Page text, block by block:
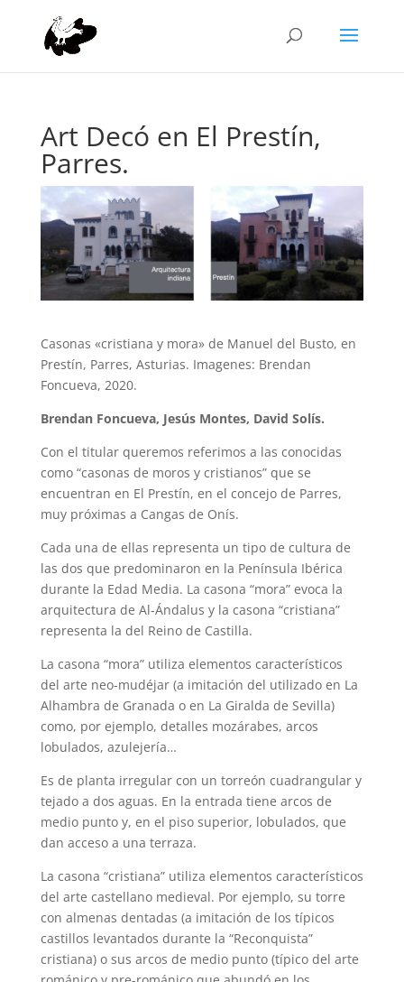
Art Decó en El Prestín,
Parres.
Casonas «cristiana y mora» de Manuel del Busto, en
Prestín, Parres, Asturias. Imagenes: Brendan
Foncueva, 2020.
Brendan Foncueva, Jesús Montes, David Solís.
Con el titular queremos referimos a las conocidas
como “casonas de moros y cristianos” que se
encuentran en El Prestín, en el concejo de Parres,
muy próximas a Cangas de Onís.
Cada una de ellas representa un tipo de cultura de
las dos que predominaron en la Península Ibérica
durante la Edad Media. La casona “mora” evoca la
arquitectura de Al-Ándalus y la casona “cristiana”
representa la del Reino de Castilla.
La casona “mora” utiliza elementos característicos
del arte neo-mudéjar (a imitación del utilizado en La
Alhambra de Granada o en La Giralda de Sevilla)
como, por ejemplo, detalles mozárabes, arcos
lobulados, azulejería…
Es de planta irregular con un torreón cuadrangular y
tejado a dos aguas. En la entrada tiene arcos de
medio punto y, en el piso superior, lobulados, que
dan acceso a una terraza.
La casona “cristiana” utiliza elementos característicos
del arte castellano medieval. Por ejemplo, su torre
con almenas dentadas (a imitación de los típicos
castillos levantados durante la “Reconquista”
cristiana) o sus arcos de medio punto (típico del arte